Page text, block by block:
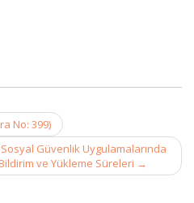
No: 399)
Güvenlik Uygulamalarında
ve Yükleme Süreleri →